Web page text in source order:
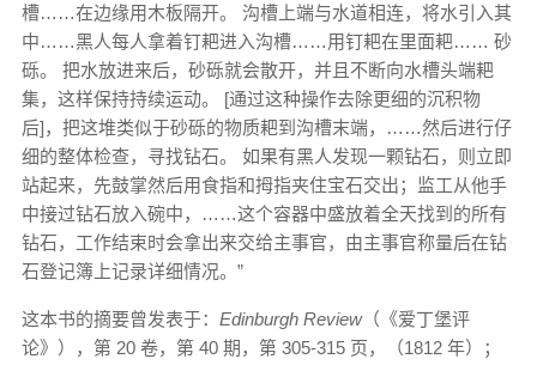
槽……在边缘用木板隔开。 沟槽上端与水道相连，将水引入其
中……黑人每人拿着钉耙进入沟槽……用钉耙在里面耙…… 砂
砾。 把水放进来后，砂砾就会散开，并且不断向水槽头端耙
集，这样保持持续运动。 [通过这种操作去除更细的沉积物
后]，把这堆类似于砂砾的物质耙到沟槽末端，……然后进行仔
细的整体检查，寻找钻石。 如果有黑人发现一颗钻石，则立即
站起来，先鼓掌然后用食指和拇指夹住宝石交出；监工从他手
中接过钻石放入碗中，……这个容器中盛放着全天找到的所有
钻石，工作结束时会拿出来交给主事官，由主事官称量后在钻
石登记簿上记录详细情况。”
这本书的摘要曾发表于： Edinburgh Review（《爱丁堡评
论》），第 20 卷，第 40 期，第 305-315 页，（1812 年）；